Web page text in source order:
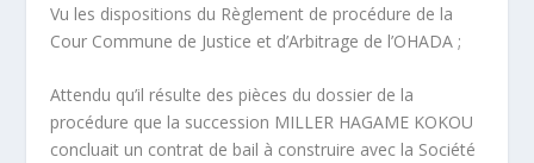
Vu les dispositions du Règlement de procédure de la
Cour Commune de Justice et d’Arbitrage de l’OHADA ;
Attendu qu’il résulte des pièces du dossier de la
procédure que la succession MILLER HAGAME KOKOU
concluait un contrat de bail à construire avec la Société